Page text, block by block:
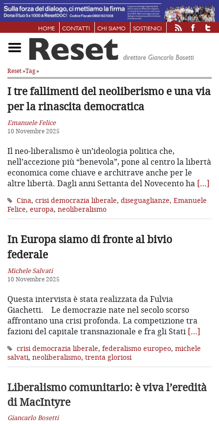
HOME CONTATTI CHI SIAMO SOSTIENICI
Reset»Tag»
I tre fallimenti del neoliberismo e una via
per la rinascita democratica
Emanuele Felice
10 Novembre 2025
Il neo-liberalismo è un’ideologia politica che,
nell’accezione più “benevola”, pone al centro la libertà
economica come chiave e architrave anche per le
altre libertà. Dagli anni Settanta del Novecento ha […]
Cina, crisi democrazia liberale, diseguaglianze, Emanuele
Felice, europa, neoliberalismo
In Europa siamo di fronte al bivio
federale
Michele Salvati
10 Novembre 2025
Questa intervista è stata realizzata da Fulvia
Giachetti. Le democrazie nate nel secolo scorso
affrontano una crisi profonda. La competizione tra
fazioni del capitale transnazionale e fra gli Stati […]
crisi democrazia liberale, federalismo europeo, michele
salvati, neoliberalismo, trenta gloriosi
Liberalismo comunitario: è viva l’eredità
di MacIntyre
Giancarlo Bosetti